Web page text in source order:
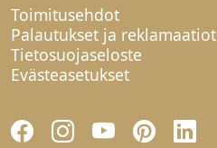
Toimitusehdot
Palautukset ja reklamaatiot
Tietosuojaseloste
Evästeasetukset